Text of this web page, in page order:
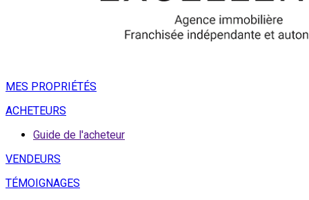
MES PROPRIÉTÉS
ACHETEURS
Guide de l'acheteur
VENDEURS
TÉMOIGNAGES